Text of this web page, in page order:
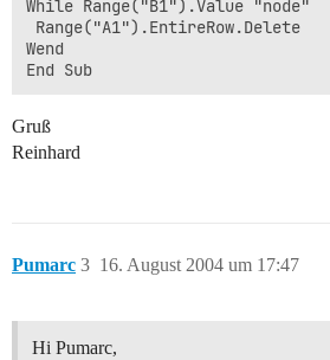
While Range("B1").Value "node"
Range("A1").EntireRow.Delete
Wend
Gruß
Reinhard
Pumarc 16. August 2004 um 17:47
3
Hi Pumarc,